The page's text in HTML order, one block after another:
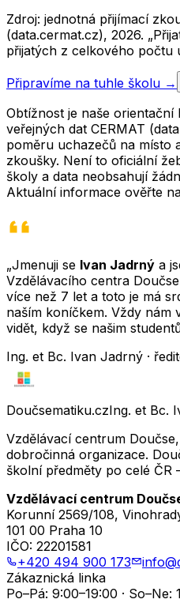
Zdroj: jednotná přijímací
(data.cermat.cz), 2026.
přijatých z celkového počtu
Připravíme na tuhle školu →
Obtížnost je naše orientační
veřejných dat CERMAT
poměru uchazečů na místo
zkoušky. Není to oficiální
školy a data neobsahují
Aktuální informace ověřte
„Jmenuji se Ivan Jadrný a
Vzdělávacího centra
více než 7 let a toto je má
naším koníčkem. Vždy nám
vidět, když se našim
Ing. et Bc. Ivan Jadrný ·
Doučsematiku.czIng. et Bc.
Vzdělávací centrum
dobročinná organizace.
školní předměty po celé
Vzdělávací centrum
Korunní 2569/108,
101 00 Praha 10
IČO: 22201581
+420 494 900 173
Zákaznická linka
Po–Pá: 9:00–19:00 · So–Ne: